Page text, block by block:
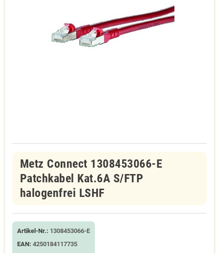
Metz Connect 1308453066-E
Patchkabel Kat.6A S/FTP
halogenfrei LSHF
Artikel-Nr.: 1308453066-E
EAN: 4250184117735